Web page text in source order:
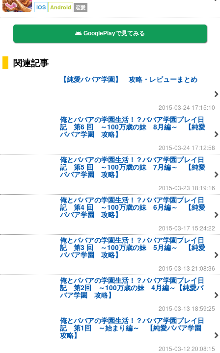
iOS Android 恋愛
GooglePlayで見てみる
関連記事
【純愛ババア学園】 攻略・レビューまとめ
2015-03-24 17:15:10
俺とババアの学園生活！？ババア学園プレイ日
記 第6 回 ～100万歳の妹 8月編～ 【純愛
ババア学園 攻略】
2015-03-24 17:12:58
俺とババアの学園生活！？ババア学園プレイ日
記 第5 回 ～100万歳の妹 7月編～ 【純愛
ババア学園 攻略】
2015-03-23 18:19:16
俺とババアの学園生活！？ババア学園プレイ日
記 第4 回 ～100万歳の妹 6月編～ 【純愛
ババア学園 攻略】
2015-03-17 15:24:22
俺とババアの学園生活！？ババア学園プレイ日
記 第3 回 ～100万歳の妹 5月編～ 【純愛
ババア学園 攻略】
2015-03-13 21:08:36
俺とババアの学園生活！？ババア学園プレイ日
記 第2回 ～100万歳の妹 4月編～【純愛バ
バア学園 攻略】
2015-03-13 18:59:25
俺とババアの学園生活！？ババア学園プレイ日
記 第1回 ～始まり編～ 【純愛ババア学園
攻略】
2015-03-12 20:08:15